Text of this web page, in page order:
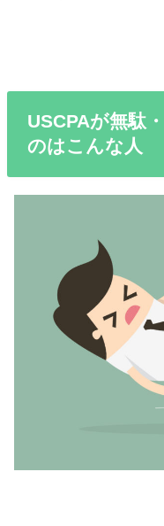
USCPAが無駄
のはこんな人